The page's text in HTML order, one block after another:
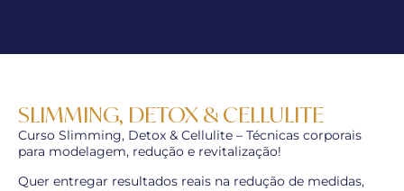
SLIMMING, DETOX & CELLULITE
Curso Slimming, Detox & Cellulite – Técnicas corporais
para modelagem, redução e revitalização!
Quer entregar resultados reais na redução de medidas,